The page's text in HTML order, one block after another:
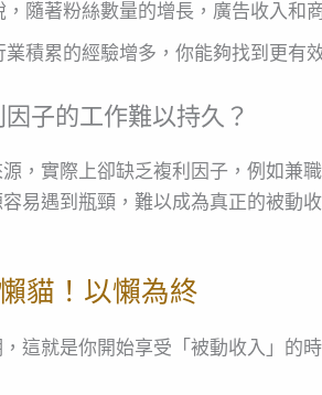
隨著粉絲數量的增長，廣告收入和
積累的經驗增多，你能夠找到更有
子的工作難以持久？
，實際上卻缺乏複利因子，例如兼
易遇到瓶頸，難以成為真正的被動收
貓！以懶為終
這就是你開始享受「被動收入」的